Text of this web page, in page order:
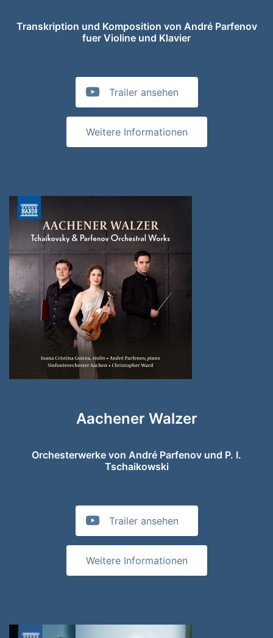
Transkription und Komposition von André Parfenov
fuer Violine und Klavier
Trailer ansehen
Weitere Informationen
Aachener Walzer
Orchesterwerke von André Parfenov und P. I.
Tschaikowski
Trailer ansehen
Weitere Informationen